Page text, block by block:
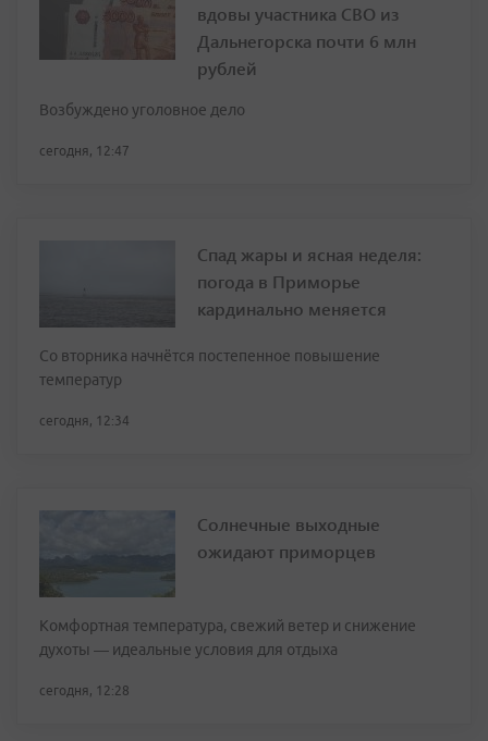
вдовы участника СВО из
Дальнегорска почти 6 млн
рублей
Возбуждено уголовное дело
сегодня, 12:47
Спад жары и ясная неделя:
погода в Приморье
кардинально меняется
Со вторника начнётся постепенное повышение
температур
сегодня, 12:34
Солнечные выходные
ожидают приморцев
Комфортная температура, свежий ветер и снижение
духоты — идеальные условия для отдыха
сегодня, 12:28